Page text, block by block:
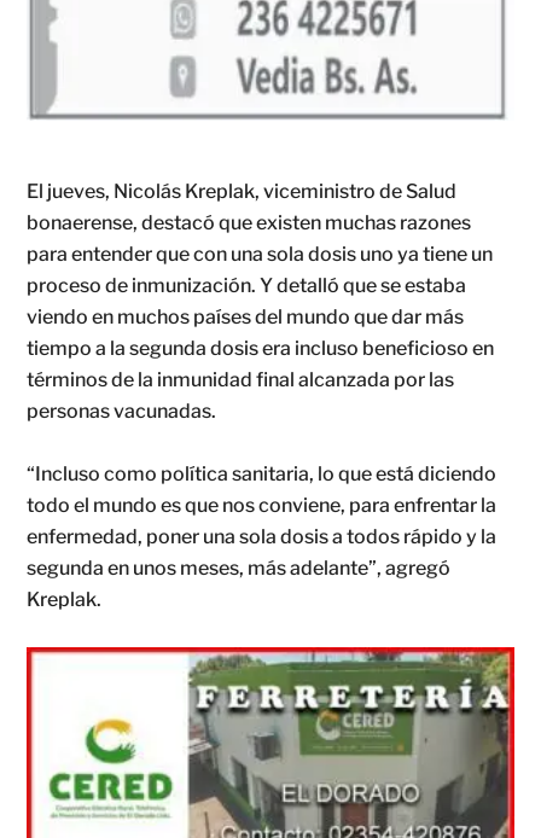
El jueves, Nicolás Kreplak, viceministro de Salud
bonaerense, destacó que existen muchas razones
para entender que con una sola dosis uno ya tiene un
proceso de inmunización. Y detalló que se estaba
viendo en muchos países del mundo que dar más
tiempo a la segunda dosis era incluso beneficioso en
términos de la inmunidad final alcanzada por las
personas vacunadas.
“Incluso como política sanitaria, lo que está diciendo
todo el mundo es que nos conviene, para enfrentar la
enfermedad, poner una sola dosis a todos rápido y la
segunda en unos meses, más adelante”, agregó
Kreplak.